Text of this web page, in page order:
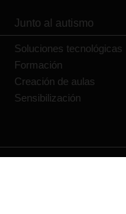
Junto al autismo
Soluciones tecnológicas
Formación
Creación de aulas
Sensibilización